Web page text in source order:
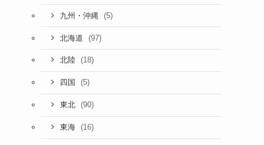
九州・沖縄 (5)
北海道 (97)
北陸 (18)
四国 (5)
東北 (90)
東海 (16)